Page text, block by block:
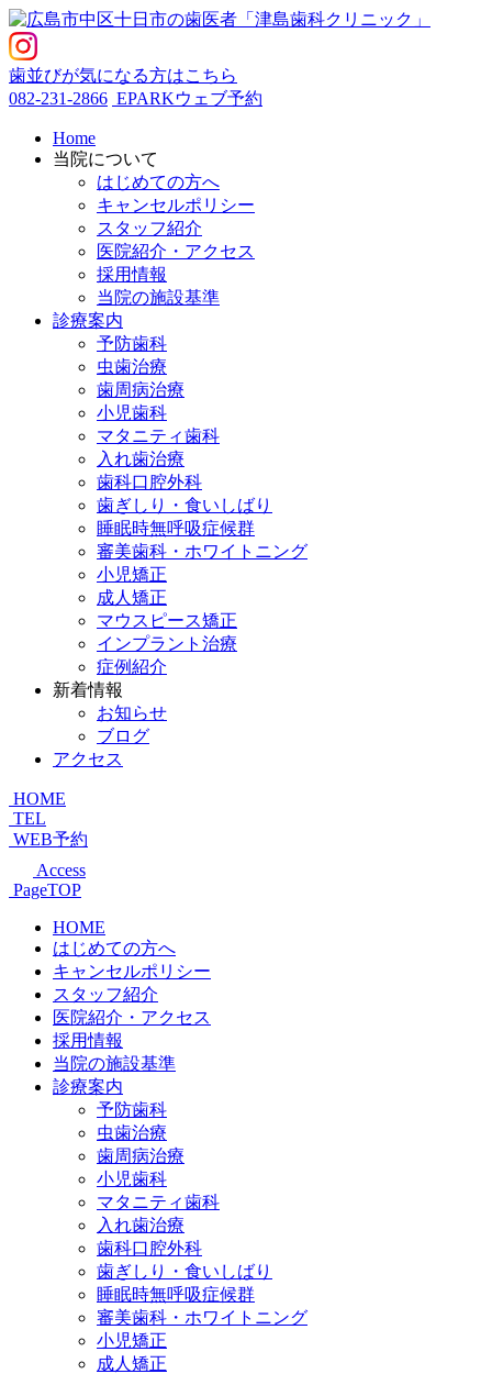
歯並びが気になる方はこちら
082-231-2866 EPARKウェブ予約
Home
当院について
はじめての方へ
キャンセルポリシー
スタッフ紹介
医院紹介・アクセス
採用情報
当院の施設基準
診療案内
予防歯科
虫歯治療
歯周病治療
小児歯科
マタニティ歯科
入れ歯治療
歯科口腔外科
歯ぎしり・食いしばり
睡眠時無呼吸症候群
審美歯科・ホワイトニング
小児矯正
成人矯正
マウスピース矯正
インプラント治療
症例紹介
新着情報
お知らせ
ブログ
アクセス
HOME
TEL
WEB予約
Access
PageTOP
HOME
はじめての方へ
キャンセルポリシー
スタッフ紹介
医院紹介・アクセス
採用情報
当院の施設基準
診療案内
予防歯科
虫歯治療
歯周病治療
小児歯科
マタニティ歯科
入れ歯治療
歯科口腔外科
歯ぎしり・食いしばり
睡眠時無呼吸症候群
審美歯科・ホワイトニング
小児矯正
成人矯正